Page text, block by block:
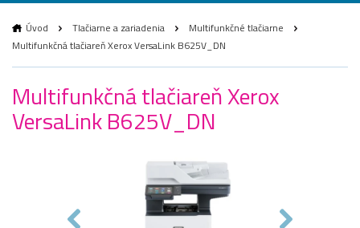
Úvod Tlačiarne a zariadenia
Multifunkčné tlačiarne
Multifunkčná tlačiareň Xerox VersaLink B625V_DN
Multifunkčná tlačiareň Xerox
VersaLink B625V_DN